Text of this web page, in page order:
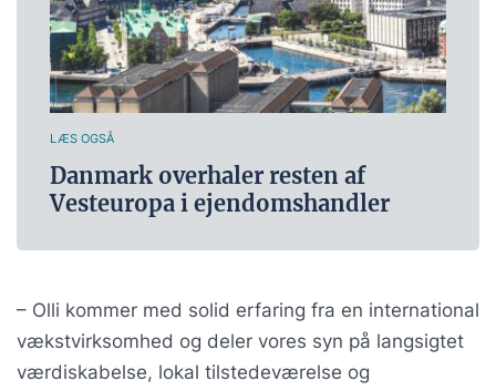
LÆS OGSÅ
Danmark overhaler resten af
Vesteuropa i ejendomshandler
– Olli kommer med solid erfaring fra en international
vækstvirksomhed og deler vores syn på langsigtet
værdiskabelse, lokal tilstedeværelse og